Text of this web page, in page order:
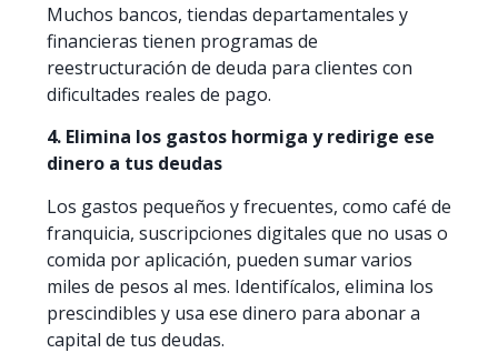
Muchos bancos, tiendas departamentales y
financieras tienen programas de
reestructuración de deuda para clientes con
dificultades reales de pago.
4. Elimina los gastos hormiga y redirige ese
dinero a tus deudas
Los gastos pequeños y frecuentes, como café de
franquicia, suscripciones digitales que no usas o
comida por aplicación, pueden sumar varios
miles de pesos al mes. Identifícalos, elimina los
prescindibles y usa ese dinero para abonar a
capital de tus deudas.